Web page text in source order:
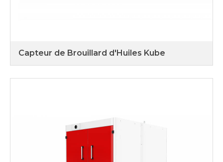
Capteur de Brouillard d'Huiles Kube